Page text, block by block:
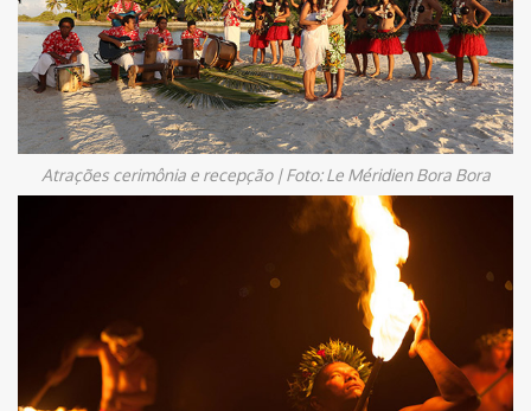
Atrações cerimônia e recepção | Foto: Le Méridien Bora Bora